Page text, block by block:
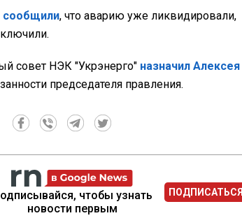
сообщили, что аварию уже ликвидировали,
совет НЭК "Укрэнерго" назначил Алексея
председателя правления.
чтобы узнать
новости первым
ПОДПИСАТЬСЯ